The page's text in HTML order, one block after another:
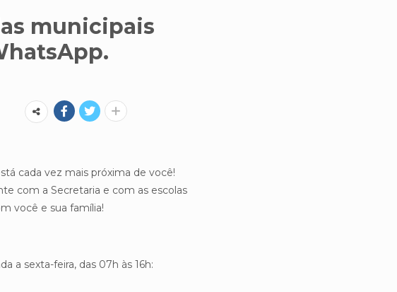
municipais
cada vez mais próxima de você!
com a Secretaria e com as escolas
você e sua família!
a sexta-feira, das 07h às 16h: